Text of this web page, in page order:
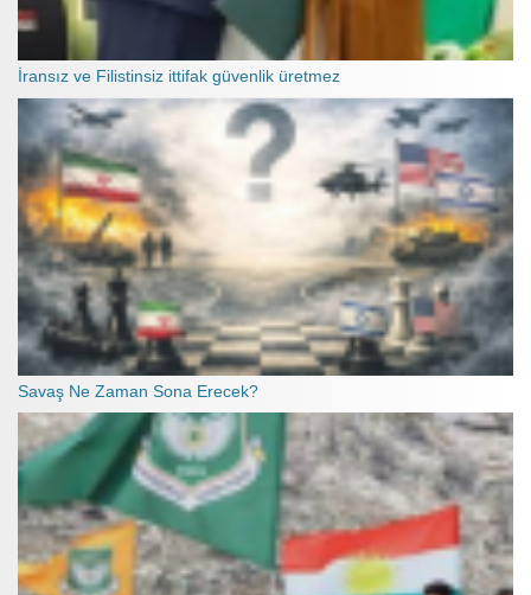
İransız ve Filistinsiz ittifak güvenlik üretmez
Savaş Ne Zaman Sona Erecek?